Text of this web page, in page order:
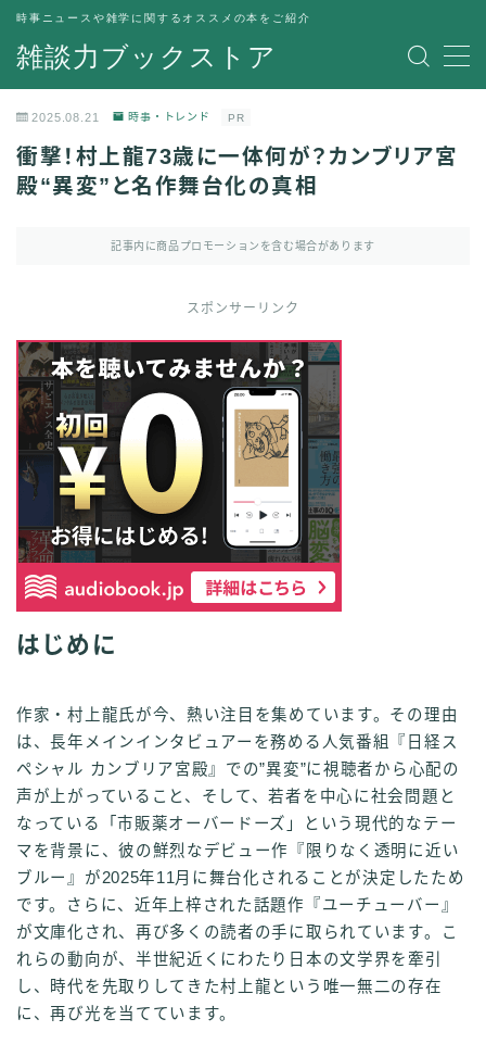
雑談力ブックストア
時事ニュースや雑学に関するオススメの本をご紹介
MENU
運営者情報
2025.08.21 時事・トレンド PR
衝撃！村上龍73歳に一体何が？カンブリア宮
殿“異変”と名作舞台化の真相
記事内に商品プロモーションを含む場合があります
スポンサーリンク
はじめに
作家・村上龍氏が今、熱い注目を集めています。その理由
は、長年メインインタビュアーを務める人気番組『日経ス
ペシャル カンブリア宮殿』での”異変”に視聴者から心配の
声が上がっていること、そして、若者を中心に社会問題と
なっている「市販薬オーバードーズ」という現代的なテー
マを背景に、彼の鮮烈なデビュー作『限りなく透明に近い
ブルー』が2025年11月に舞台化されることが決定したため
です。さらに、近年上梓された話題作『ユーチューバー』
が文庫化され、再び多くの読者の手に取られています。こ
れらの動向が、半世紀近くにわたり日本の文学界を牽引
し、時代を先取りしてきた村上龍という唯一無二の存在
に、再び光を当てています。